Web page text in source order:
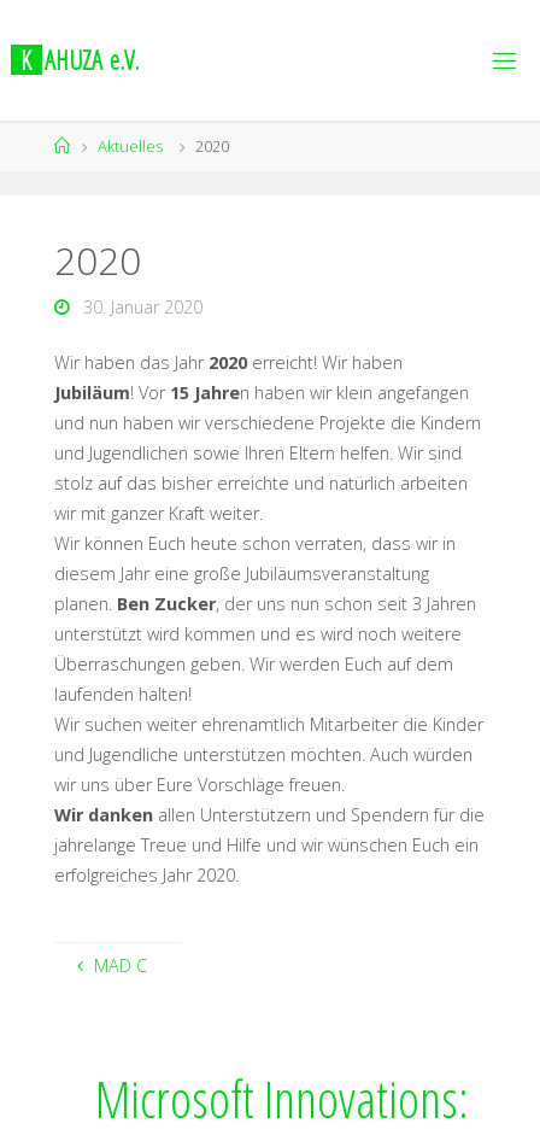
K AHUZA e.V.
Aktuelles 2020
2020
30. Januar 2020
Wir haben das Jahr 2020erreicht! Wir haben
Jubiläum! Vor 15 Jahren haben wir klein angefangen
und nun haben wir verschiedene Projekte die Kindern
und Jugendlichen sowie Ihren Eltern helfen. Wir sind
stolz auf das bisher erreichte und natürlich arbeiten
wir mit ganzer Kraft weiter.
Wir können Euch heute schon verraten, dass wir in
diesem Jahr eine große Jubiläumsveranstaltung
planen.Ben Zucker, der uns nun schon seit 3 Jahren
unterstützt wird kommen und es wird noch weitere
Überraschungen geben. Wir werden Euch auf dem
laufenden halten!
Wir suchen weiter ehrenamtlich Mitarbeiter die Kinder
und Jugendliche unterstützen möchten. Auch würden
wir uns über Eure Vorschläge freuen.
Wir dankenallen Unterstützern und Spendern für die
jahrelange Treue und Hilfe und wir wünschen Euch ein
erfolgreiches Jahr 2020.
MAD C
Microsoft Innovations: